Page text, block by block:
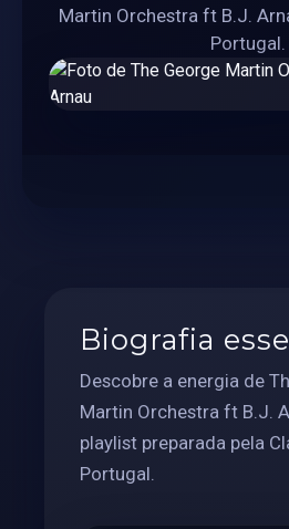
Martin Orchestra ft B.J.
Portugal.
Biografia
Descobre a energia de
Martin Orchestra ft B.J.
playlist preparada pela
Portugal.